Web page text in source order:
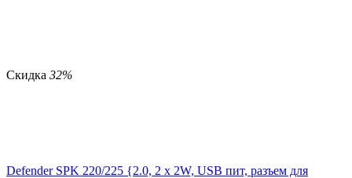
Скидка 32%
Defender SPK 220/225 {2.0, 2 х 2W, USB пит, разъем для